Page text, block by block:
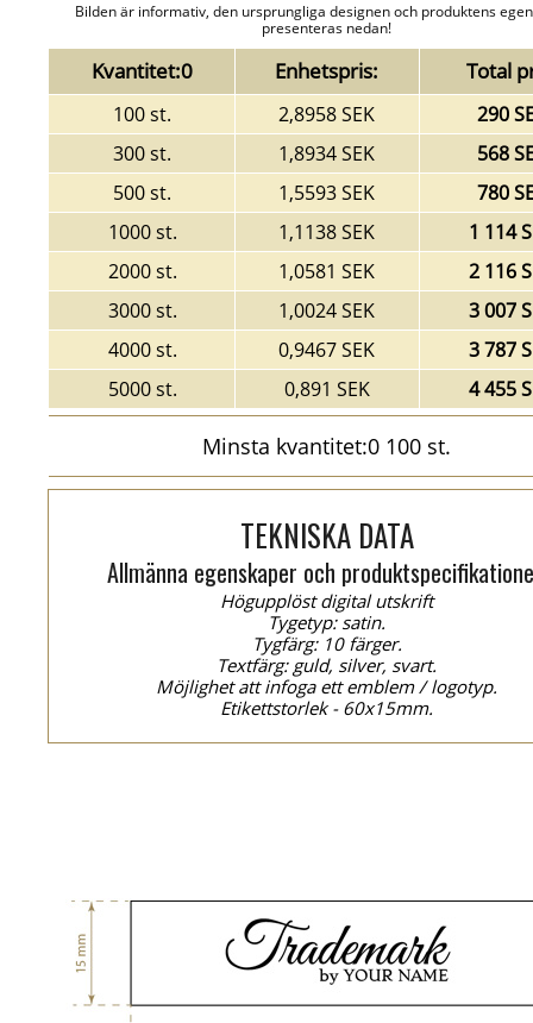
Bilden är informativ, den ursprungliga designen och produktens
presenteras nedan!
Kvantitet:0 Enhetspris: Total
100 st. 2,8958 SEK
290
300 st.
1,8934 SEK
568
500 st.
1,5593 SEK
780
1000 st.
1,1138 SEK
1 114
2000 st.
1,0581 SEK
2 116
3000 st.
1,0024 SEK
3 007
4000 st.
0,9467 SEK
3 787
5000 st.
0,891 SEK 4 455
Minsta kvantitet:0 100 st.
TEKNISKA DATA
Allmänna egenskaper och
Högupplöst digital utskrift
Tygetyp: satin.
Tygfärg: 10 färger.
Textfärg: guld, silver, svart.
Möjlighet att infoga ett emblem / logotyp.
Etikettstorlek - 60x15mm.